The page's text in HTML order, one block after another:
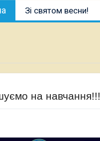
публікація:
Зі святом весни!
на навчання!!!